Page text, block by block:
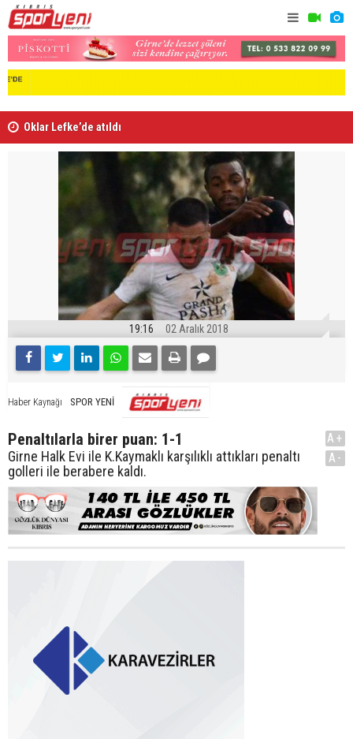
Oklar Lefke’de atıldı
19:16 02 Aralık 2018
Haber Kaynağı SPOR YENİ
Penaltılarla birer puan: 1-1
Girne Halk Evi ile K.Kaymaklı karşılıklı attıkları penaltı
golleri ile berabere kaldı.
A+
A-